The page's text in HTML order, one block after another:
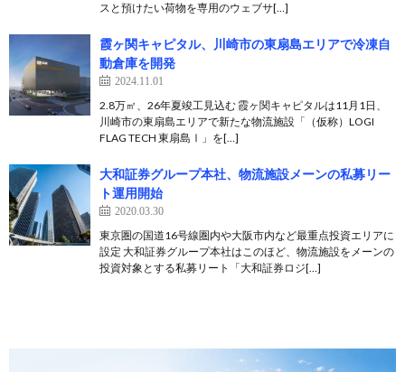
スと預けたい荷物を専用のウェブサ[…]
霞ヶ関キャピタル、川崎市の東扇島エリアで冷凍自
動倉庫を開発
2024.11.01
2.8万㎡、26年夏竣工見込む 霞ヶ関キャピタルは11月1日、
川崎市の東扇島エリアで新たな物流施設「（仮称）LOGI
FLAG TECH 東扇島Ⅰ」を[…]
大和証券グループ本社、物流施設メーンの私募リー
ト運用開始
2020.03.30
東京圏の国道16号線圏内や大阪市内など最重点投資エリアに
設定 大和証券グループ本社はこのほど、物流施設をメーンの
投資対象とする私募リート「大和証券ロジ[…]